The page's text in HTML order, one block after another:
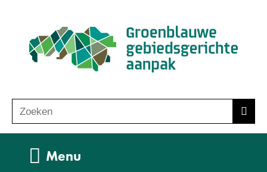
naar
de
inhoud
o
Zoeken
Menu